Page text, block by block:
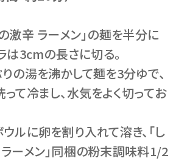
激辛 ラーメン」の麺を半分に
は3cmの長さに切る。
の湯を沸かして麺を3分ゆで、
て冷まし、水気をよく切ってお
に卵を割り入れて溶き、「し
ーメン」同梱の粉末調味料1/2